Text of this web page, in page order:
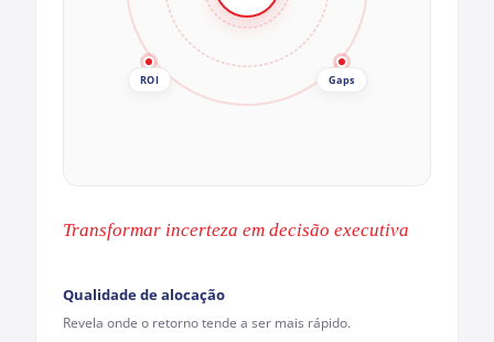
Gaps
ROI
Transformar incerteza em decisão executiva
Qualidade de alocação
Revela onde o retorno tende a ser mais rápido.